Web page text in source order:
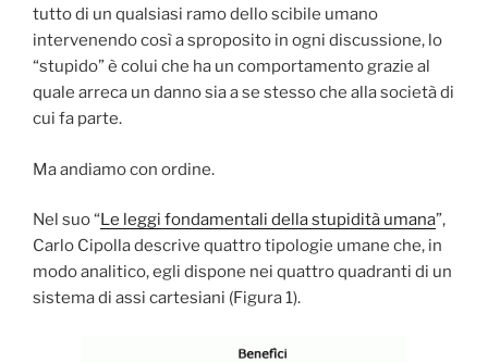
tutto di un qualsiasi ramo dello scibile umano
intervenendo così a sproposito in ogni discussione, lo
“stupido” è colui che ha un comportamento grazie al
quale arreca un danno sia a se stesso che alla società di
cui fa parte.
Ma andiamo con ordine.
Nel suo “Le leggi fondamentali della stupidità umana”,
Carlo Cipolla descrive quattro tipologie umane che, in
modo analitico, egli dispone nei quattro quadranti di un
sistema di assi cartesiani (Figura 1).